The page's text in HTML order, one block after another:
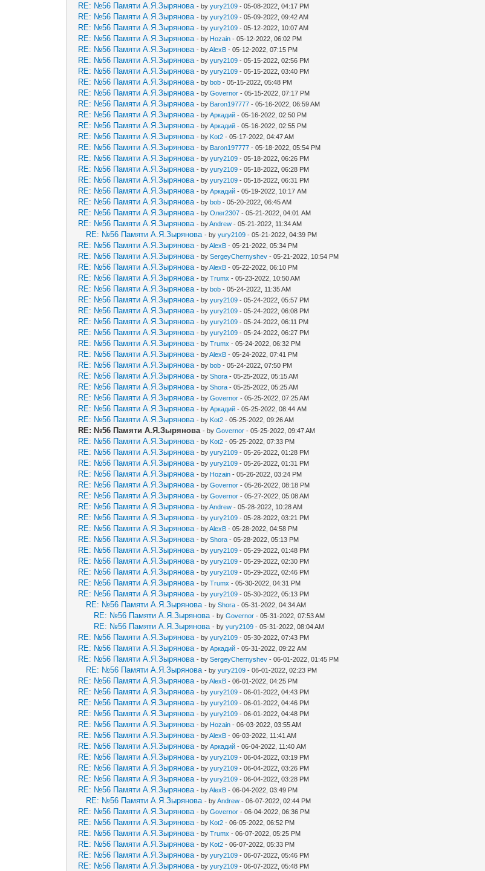
RE: №56 Памяти А.Я.Зырянова - byyury2109 - 05-08-2022, 04:17 PM
RE: №56 Памяти А.Я.Зырянова - byyury2109 - 05-09-2022, 09:42 AM
RE: №56 Памяти А.Я.Зырянова - byyury2109 - 05-12-2022, 10:07 AM
RE: №56 Памяти А.Я.Зырянова - by Hozain - 05-12-2022, 06:02 PM
RE: №56 Памяти А.Я.Зырянова - byAlexB - 05-12-2022, 07:15 PM
RE: №56 Памяти А.Я.Зырянова - byyury2109 - 05-15-2022, 02:56 PM
RE: №56 Памяти А.Я.Зырянова - byyury2109 - 05-15-2022, 03:40 PM
RE: №56 Памяти А.Я.Зырянова - bybob - 05-15-2022, 05:48 PM
RE: №56 Памяти А.Я.Зырянова - byGovernor - 05-15-2022, 07:17 PM
RE: №56 Памяти А.Я.Зырянова - by Baron197777 - 05-16-2022, 06:59 AM
RE: №56 Памяти А.Я.Зырянова - byАркадий - 05-16-2022, 02:50 PM
RE: №56 Памяти А.Я.Зырянова - byАркадий - 05-16-2022, 02:55 PM
RE: №56 Памяти А.Я.Зырянова - by Kot2 - 05-17-2022, 04:47 AM
RE: №56 Памяти А.Я.Зырянова - by Baron197777 - 05-18-2022, 05:54 PM
RE: №56 Памяти А.Я.Зырянова - byyury2109 - 05-18-2022, 06:26 PM
RE: №56 Памяти А.Я.Зырянова - byyury2109 - 05-18-2022, 06:28 PM
RE: №56 Памяти А.Я.Зырянова - byyury2109 - 05-18-2022, 06:31 PM
RE: №56 Памяти А.Я.Зырянова - byАркадий - 05-19-2022, 10:17 AM
RE: №56 Памяти А.Я.Зырянова - bybob - 05-20-2022, 06:45 AM
RE: №56 Памяти А.Я.Зырянова - byОлег2307 - 05-21-2022, 04:01 AM
RE: №56 Памяти А.Я.Зырянова - byAndrew - 05-21-2022, 11:34 AM
RE: №56 Памяти А.Я.Зырянова - byyury2109 - 05-21-2022, 04:39 PM
RE: №56 Памяти А.Я.Зырянова - byAlexB - 05-21-2022, 05:34 PM
RE: №56 Памяти А.Я.Зырянова - bySergeyChernyshev - 05-21-2022, 10:54 PM
RE: №56 Памяти А.Я.Зырянова - byAlexB - 05-22-2022, 06:10 PM
RE: №56 Памяти А.Я.Зырянова - byTrumx - 05-23-2022, 10:50 AM
RE: №56 Памяти А.Я.Зырянова - bybob - 05-24-2022, 11:35 AM
RE: №56 Памяти А.Я.Зырянова - byyury2109 - 05-24-2022, 05:57 PM
RE: №56 Памяти А.Я.Зырянова - byyury2109 - 05-24-2022, 06:08 PM
RE: №56 Памяти А.Я.Зырянова - byyury2109 - 05-24-2022, 06:11 PM
RE: №56 Памяти А.Я.Зырянова - byyury2109 - 05-24-2022, 06:27 PM
RE: №56 Памяти А.Я.Зырянова - byTrumx - 05-24-2022, 06:32 PM
RE: №56 Памяти А.Я.Зырянова - byAlexB - 05-24-2022, 07:41 PM
RE: №56 Памяти А.Я.Зырянова - bybob - 05-24-2022, 07:50 PM
RE: №56 Памяти А.Я.Зырянова - byShora - 05-25-2022, 05:15 AM
RE: №56 Памяти А.Я.Зырянова - byShora - 05-25-2022, 05:25 AM
RE: №56 Памяти А.Я.Зырянова - byGovernor - 05-25-2022, 07:25 AM
RE: №56 Памяти А.Я.Зырянова - byАркадий - 05-25-2022, 08:44 AM
RE: №56 Памяти А.Я.Зырянова - by Kot2 - 05-25-2022, 09:26 AM
RE: №56 Памяти А.Я.Зырянова - byGovernor - 05-25-2022, 09:47 AM
RE: №56 Памяти А.Я.Зырянова - by Kot2 - 05-25-2022, 07:33 PM
RE: №56 Памяти А.Я.Зырянова - byyury2109 - 05-26-2022, 01:28 PM
RE: №56 Памяти А.Я.Зырянова - byyury2109 - 05-26-2022, 01:31 PM
RE: №56 Памяти А.Я.Зырянова - by Hozain - 05-26-2022, 03:24 PM
RE: №56 Памяти А.Я.Зырянова - byGovernor - 05-26-2022, 08:18 PM
RE: №56 Памяти А.Я.Зырянова - byGovernor - 05-27-2022, 05:08 AM
RE: №56 Памяти А.Я.Зырянова - byAndrew - 05-28-2022, 10:28 AM
RE: №56 Памяти А.Я.Зырянова - byyury2109 - 05-28-2022, 03:21 PM
RE: №56 Памяти А.Я.Зырянова - byAlexB - 05-28-2022, 04:58 PM
RE: №56 Памяти А.Я.Зырянова - byShora - 05-28-2022, 05:13 PM
RE: №56 Памяти А.Я.Зырянова - byyury2109 - 05-29-2022, 01:48 PM
RE: №56 Памяти А.Я.Зырянова - byyury2109 - 05-29-2022, 02:30 PM
RE: №56 Памяти А.Я.Зырянова - byyury2109 - 05-29-2022, 02:46 PM
RE: №56 Памяти А.Я.Зырянова - byTrumx - 05-30-2022, 04:31 PM
RE: №56 Памяти А.Я.Зырянова - byyury2109 - 05-30-2022, 05:13 PM
RE: №56 Памяти А.Я.Зырянова - byShora - 05-31-2022, 04:34 AM
RE: №56 Памяти А.Я.Зырянова - byGovernor - 05-31-2022, 07:53 AM
RE: №56 Памяти А.Я.Зырянова - byyury2109 - 05-31-2022, 08:04 AM
RE: №56 Памяти А.Я.Зырянова - byyury2109 - 05-30-2022, 07:43 PM
RE: №56 Памяти А.Я.Зырянова - byАркадий - 05-31-2022, 09:22 AM
RE: №56 Памяти А.Я.Зырянова - bySergeyChernyshev - 06-01-2022, 01:45 PM
RE: №56 Памяти А.Я.Зырянова - byyury2109 - 06-01-2022, 02:23 PM
RE: №56 Памяти А.Я.Зырянова - byAlexB - 06-01-2022, 04:25 PM
RE: №56 Памяти А.Я.Зырянова - byyury2109 - 06-01-2022, 04:43 PM
RE: №56 Памяти А.Я.Зырянова - byyury2109 - 06-01-2022, 04:46 PM
RE: №56 Памяти А.Я.Зырянова - byyury2109 - 06-01-2022, 04:48 PM
RE: №56 Памяти А.Я.Зырянова - by Hozain - 06-03-2022, 03:55 AM
RE: №56 Памяти А.Я.Зырянова - byAlexB - 06-03-2022, 11:41 AM
RE: №56 Памяти А.Я.Зырянова - byАркадий - 06-04-2022, 11:40 AM
RE: №56 Памяти А.Я.Зырянова - byyury2109 - 06-04-2022, 03:19 PM
RE: №56 Памяти А.Я.Зырянова - byyury2109 - 06-04-2022, 03:26 PM
RE: №56 Памяти А.Я.Зырянова - byyury2109 - 06-04-2022, 03:28 PM
RE: №56 Памяти А.Я.Зырянова - byAlexB - 06-04-2022, 03:49 PM
RE: №56 Памяти А.Я.Зырянова - byAndrew - 06-07-2022, 02:44 PM
RE: №56 Памяти А.Я.Зырянова - byGovernor - 06-04-2022, 06:36 PM
RE: №56 Памяти А.Я.Зырянова - by Kot2 - 06-05-2022, 06:52 PM
RE: №56 Памяти А.Я.Зырянова - byTrumx - 06-07-2022, 05:25 PM
RE: №56 Памяти А.Я.Зырянова - by Kot2 - 06-07-2022, 05:33 PM
RE: №56 Памяти А.Я.Зырянова - byyury2109 - 06-07-2022, 05:46 PM
RE: №56 Памяти А.Я.Зырянова - byyury2109 - 06-07-2022, 05:48 PM